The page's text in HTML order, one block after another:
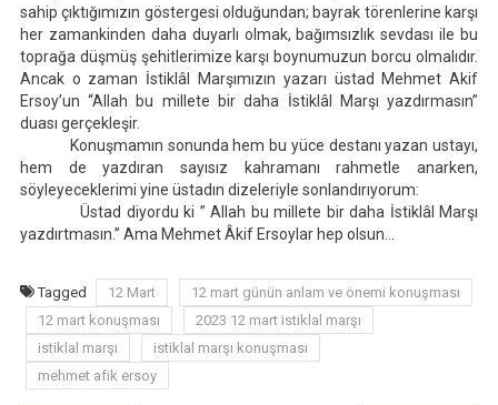
sahip çıktığımızın göstergesi olduğundan; bayrak törenlerine karşı
her zamankinden daha duyarlı olmak, bağımsızlık sevdası ile bu
toprağa düşmüş şehitlerimize karşı boynumuzun borcu olmalıdır.
Ancak o zaman İstiklâl Marşımızın yazarı üstad Mehmet Akif
Ersoy’un “Allah bu millete bir daha İstiklâl Marşı yazdırmasın”
duası gerçekleşir.
Konuşmamın sonunda hem bu yüce destanı yazan ustayı,
hem de yazdıran sayısız kahramanı rahmetle anarken,
söyleyeceklerimi yine üstadın dizeleriyle sonlandırıyorum:
Üstad diyordu ki ” Allah bu millete bir daha İstiklâl Marşı
yazdırtmasın.” Ama Mehmet Âkif Ersoylar hep olsun…
Tagged 12 Mart
12 mart günün anlam ve önemi konuşması
12 mart konuşması
2023 12 mart istiklal marşı
istiklal marşı
istiklal marşı konuşması
mehmet afik ersoy